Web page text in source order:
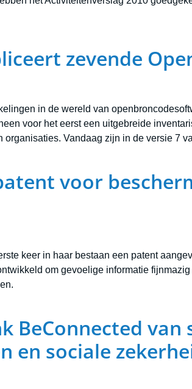
zevende
in de wereld van
voor het eerst een uitgebreide
organisaties. Vandaag zijn in de versie 7
voor
keer in haar bestaan een patent
om gevoelige informatie
BeConnected
en sociale